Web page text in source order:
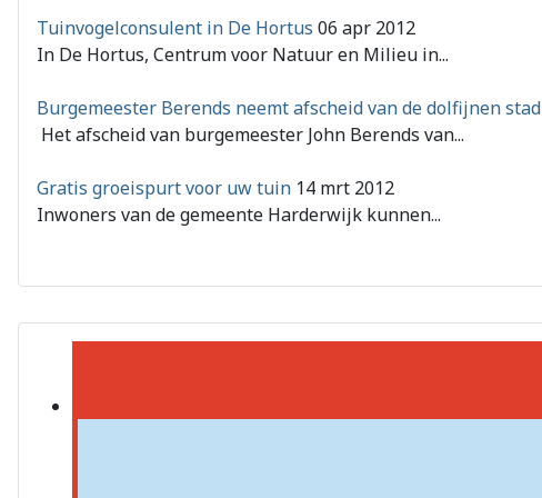
Tuinvogelconsulent in De Hortus 06 apr 2012
In De Hortus, Centrum voor Natuur en Milieu in...
Burgemeester Berends neemt afscheid van de dolfijnen stad
Het afscheid van burgemeester John Berends van...
Gratis groeispurt voor uw tuin 14 mrt 2012
Inwoners van de gemeente Harderwijk kunnen...